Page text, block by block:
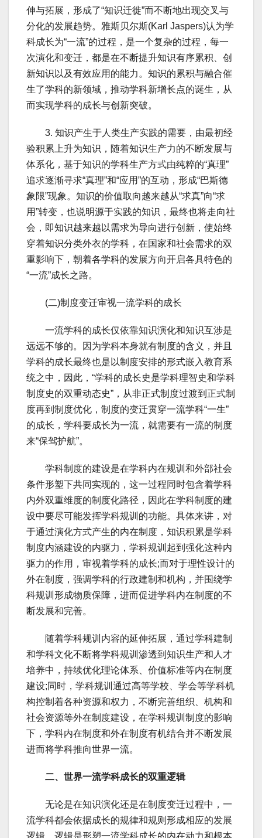
伸与拓展，形成了“知识迁徙”而不断地出现交叉与
分化的发展趋势。雅斯贝尔斯(Karl Jaspers)认为学
科成长为“一流”的过程，是一个复杂的过程，每一
次演化和变迁，都是在不断提升知识有序累积、创
新知识以及有效应用的能力。知识的累积与融合催
生了学科的新领域，推动学科新增长点的诞生，从
而实现学科的成长与创新突破。
3. 知识产生于人类生产实践的需要，由最初经
验积累上升为知识，随着知识生产力的不断发展与
体系化，基于知识的学科生产方式由纯粹的“真理”
追求逐渐寻求“真理”和“应用”的互动，形成“巴斯德
象限”现象。知识的价值取向越来越从“求真”向“求
用”转变，也说明源于实践的知识，最终也将走向社
会，即知识越来越以需求为导向进行创新，使始终
穿着知识分类外衣的学科，在国家和社会需求的双
重影响下，朝着各学科的发展方向开启各具特色的
“一流”成长之路。
(二)制度变迁审视一流学科的成长
一流学科的成长仅依靠知识演化和知识互涉是
远远不够的。因为学科本身就有制度的含义，并且
学科的成长最终也是以制度安排的形式嵌入教育系
统之中，因此，“学科的成长史是学科理智史和学科
制度史的双重动态史”，从非正式制度过渡到正式制
度再到制度优化，制度的变迁贯穿一流学科“一生”
的成长，学科要成长为一流，就需要有一流的制度
来“保驾护航”。
学科制度的建设是在学科内在规训和外部社会
条件形塑下共同实现的，这一过程同时包含着学科
内外双重维度的制度化路径，因此在学科制度的建
设中要尽可能发挥学科规训的功能。具体来讲，对
于通过演化方式产生的内在制度，知识积累是学科
制度内涵建设的内驱力，学科规训起到强化这种内
驱力的作用，审视着学科的成长;而对于理性设计的
外在制度，强调学科的行政建制和机构，并围绕学
科规训形成物质保障，进而促进学科内在制度的不
断发展和完善。
随着学科规训内容的延伸拓展，通过学科建制
和学科文化不断将学科规训渗透到知识生产和人才
培养中，持续优化理论体系、价值标准等内在制度
建设;同时，学科规训通过高等学校、学会等学科机
构控制着各种资源和权力，不断完善组织、机构和
社会资源等外在制度建设，在学科规训制度的影响
下，学科内在制度和外在制度有机结合并不断发展
进而将学科推向世界一流。
二、世界一流学科成长的双重逻辑
无论是在知识演化还是在制度变迁过程中，一
流学科都会依据成长的规律和规则形成相应的发展